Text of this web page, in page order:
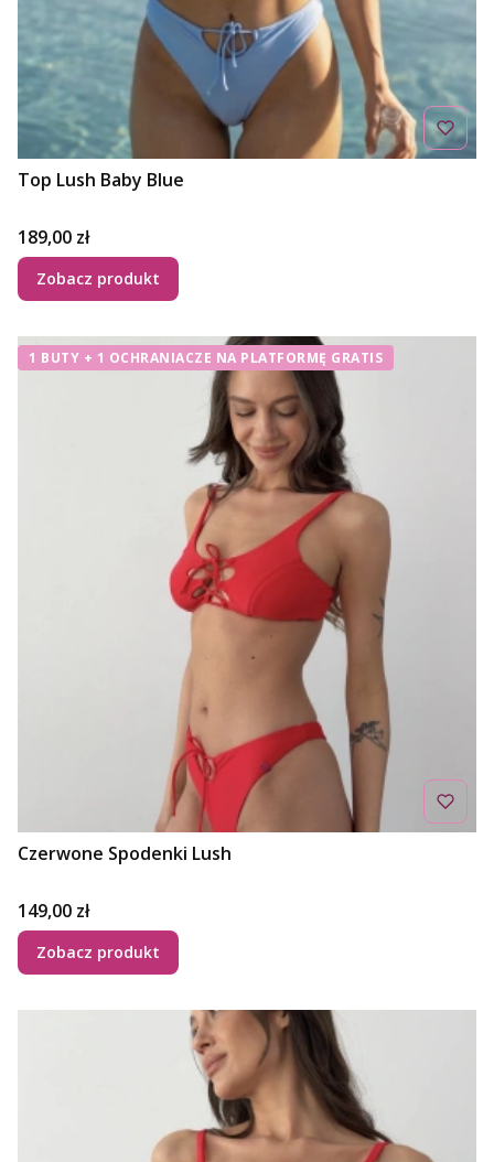
Top Lush Baby Blue
Cena
189,00 zł
Zobacz produkt
1 BUTY + 1 OCHRANIACZE NA PLATFORMĘ GRATIS
Czerwone Spodenki Lush
Cena
149,00 zł
Zobacz produkt